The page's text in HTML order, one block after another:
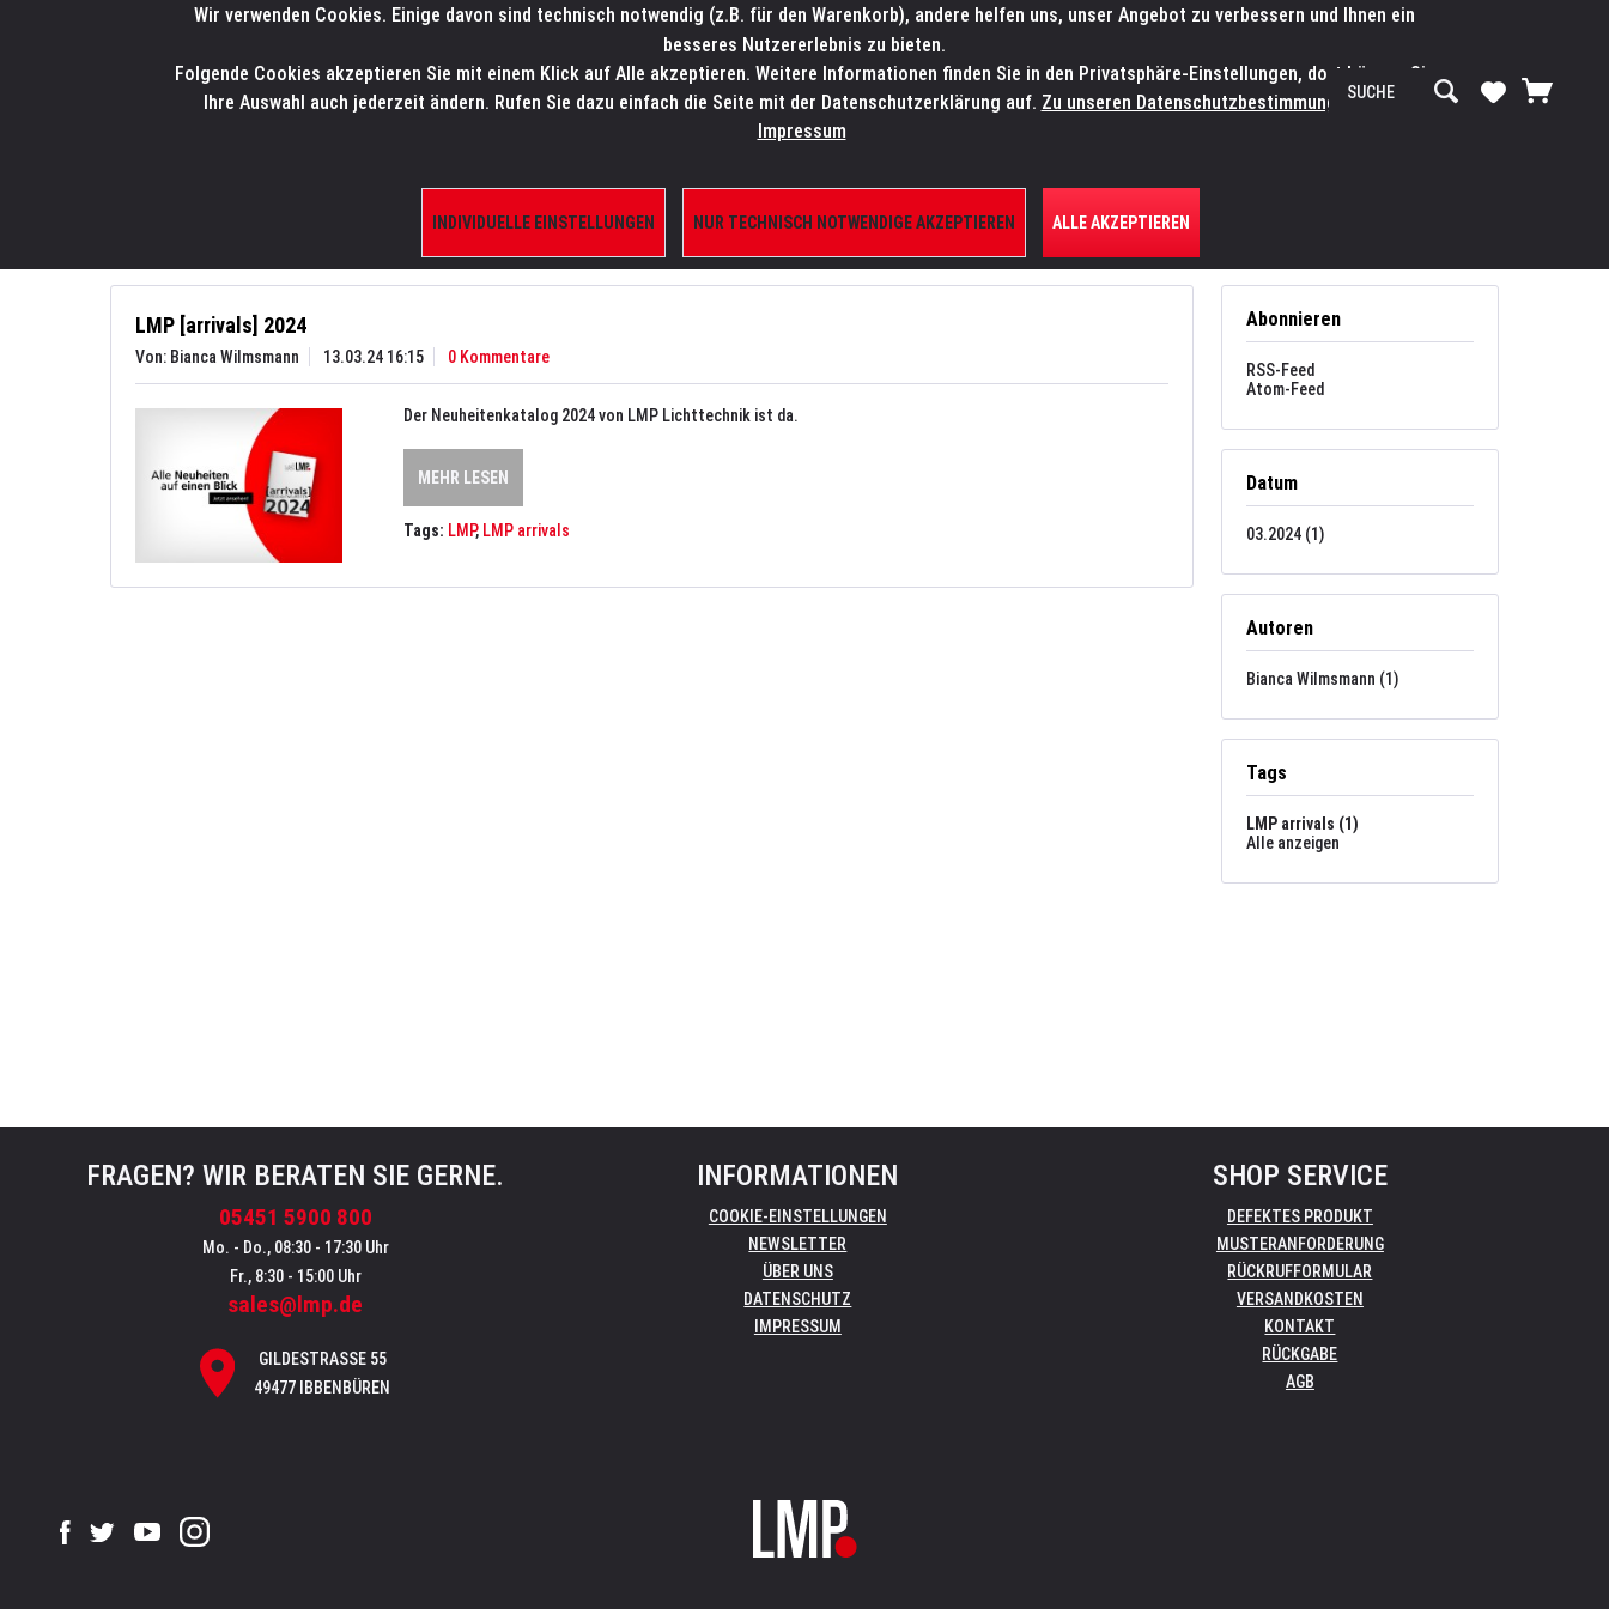
SALES-HOTLINE: +49 5451 5900-800 24/7: sales@lmp.de SERVICE-WERKSTATT Service/Hilfe
HOME PRODUKTE/SHOP MARKEN AKTUELLES SERVICE ÜBER UNS
Abonnieren
RSS-Feed
Atom-Feed
Datum
03.2024 (1)
Autoren
Bianca Wilmsmann (1)
Tags
LMP arrivals (1)
Alle anzeigen
LMP [arrivals] 2024
Von: Bianca Wilmsmann 13.03.24 16:15 0 Kommentare
Der Neuheitenkatalog 2024 von LMP Lichttechnik ist da.
MEHR LESEN
Tags: LMP, LMP arrivals
FRAGEN? WIR BERATEN SIE GERNE.
05451 5900 800
Mo. - Do., 08:30 - 17:30 Uhr
Fr., 8:30 - 15:00 Uhr
sales@lmp.de
GILDESTRASSE 55
49477 IBBENBÜREN
INFORMATIONEN
COOKIE-EINSTELLUNGEN
NEWSLETTER
ÜBER UNS
DATENSCHUTZ
IMPRESSUM
SHOP SERVICE
DEFEKTES PRODUKT
MUSTERANFORDERUNG
RÜCKRUFFORMULAR
VERSANDKOSTEN
KONTAKT
RÜCKGABE
AGB
Wir verwenden Cookies. Einige davon sind technisch notwendig (z.B. für den Warenkorb), andere helfen uns, unser Angebot zu verbessern und Ihnen ein
besseres Nutzererlebnis zu bieten.
Folgende Cookies akzeptieren Sie mit einem Klick auf Alle akzeptieren. Weitere Informationen finden Sie in den Privatsphäre-Einstellungen, dort können Sie
Ihre Auswahl auch jederzeit ändern. Rufen Sie dazu einfach die Seite mit der Datenschutzerklärung auf. Zu unseren Datenschutzbestimmungen. Zum
Impressum
INDIVIDUELLE EINSTELLUNGEN NUR TECHNISCH NOTWENDIGE AKZEPTIEREN ALLE AKZEPTIEREN